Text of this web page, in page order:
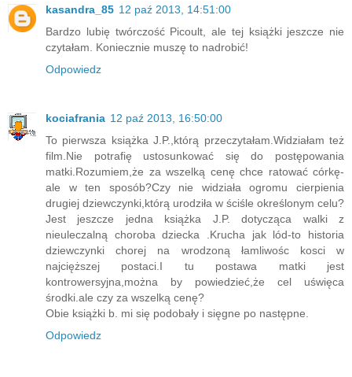
kasandra_85 12 paź 2013, 14:51:00
Bardzo lubię twórczość Picoult, ale tej książki jeszcze nie
czytałam. Koniecznie muszę to nadrobić!
Odpowiedz
kociafrania 12 paź 2013, 16:50:00
To pierwsza książka J.P.,którą przeczytałam.Widziałam też
film.Nie potrafię ustosunkować się do postępowania
matki.Rozumiem,że za wszelką cenę chce ratować córkę-
ale w ten sposób?Czy nie widziała ogromu cierpienia
drugiej dziewczynki,którą urodziła w ściśle określonym celu?
Jest jeszcze jedna książka J.P. dotycząca walki z
nieuleczalną choroba dziecka .Krucha jak lód-to historia
dziewczynki chorej na wrodzoną łamliwośc kosci w
najcięższej postaci.I tu postawa matki jest
kontrowersyjna,można by powiedzieć,że cel uświęca
środki.ale czy za wszelką cenę?
Obie książki b. mi się podobały i sięgne po następne.
Odpowiedz